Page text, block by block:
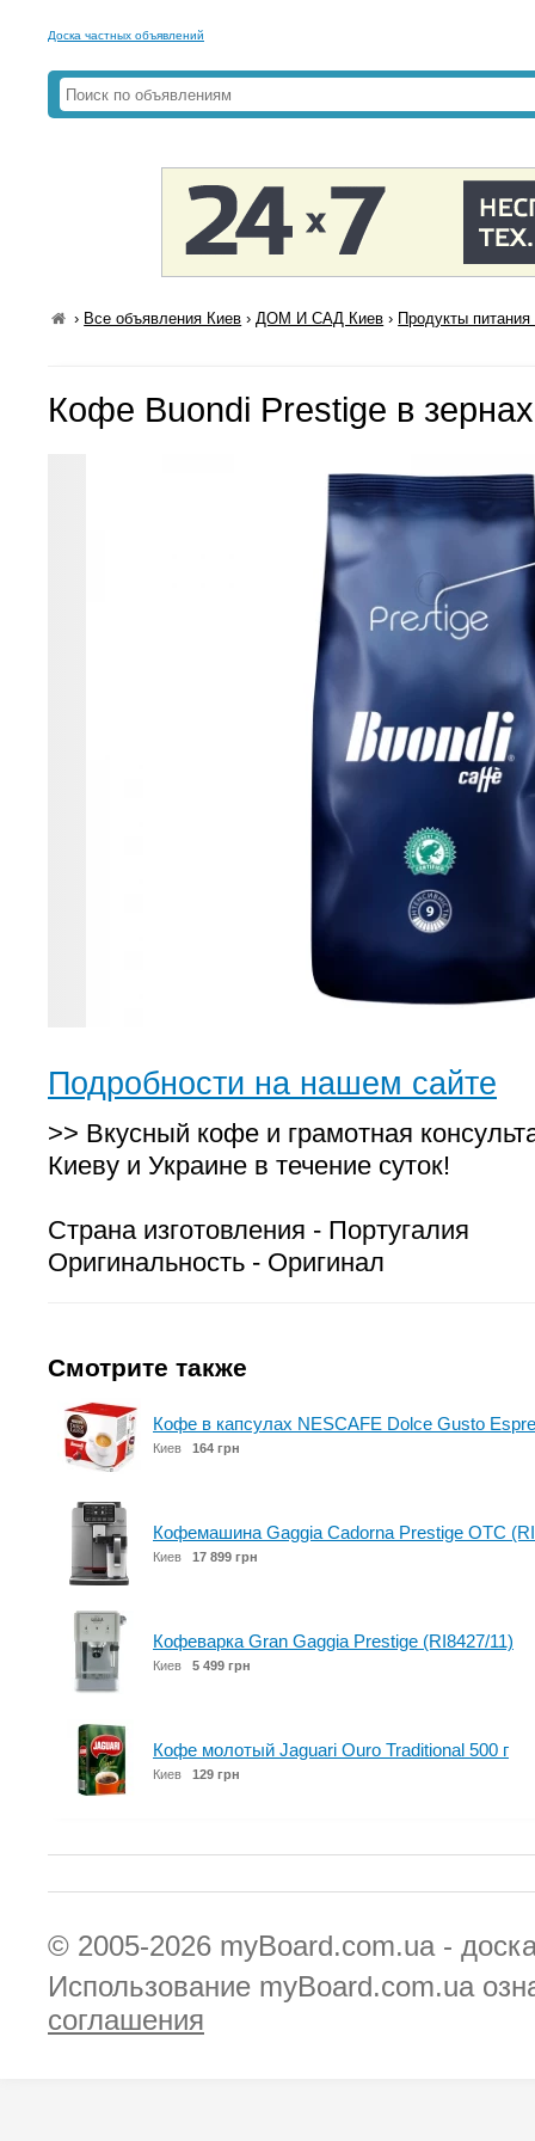
Доска частных объявлений
› Все объявления Киев ›ДОМ И САД Киев › Продукты
Кофе Buondi Prestige в
Подробности на нашем сайте
>> Вкусный кофе и грамотная
Киеву и Украине в течение суток!
Страна изготовления - Португалия
Оригинальность - Оригинал
Смотрите также
Кофе в капсулах NESCAFE Dolce Gusto
Киев 164 грн
Кофемашина Gaggia Cadorna Prestige OTC
Киев 17 899 грн
Кофеварка Gran Gaggia Prestige (RI8427/11)
Киев 5 499 грн
Кофе молотый Jaguari Ouro Traditional 500 г
Киев 129 грн
© 2005-2026 myBoard.com.ua -
Использование myBoard.com.ua
соглашения